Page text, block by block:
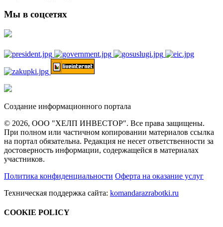
Мы в соцсетях
Создание информационного портала
© 2026, ООО "ХЕЛП ИНВЕСТОР". Все права защищены.
При полном или частичном копировании материалов ссылка
на портал обязательна. Редакция не несет ответственности за
достоверность информации, содержащейся в материалах
участников.
Политика конфиденциальности Оферта на оказание услуг
Техническая поддержка сайта: komandarazrabotki.ru
COOKIE POLICY